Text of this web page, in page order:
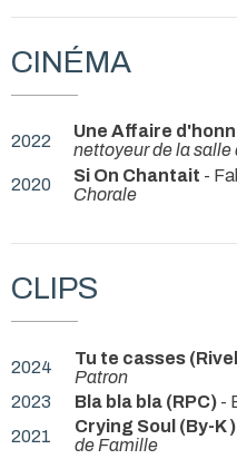
CINÉMA
2022 Une Affaire
nettoyeur de la salle
2020
Si On Chantait -
Chorale
CLIPS
2024 Tu te casses
Patron
2023
Bla bla bla (RPC) -
2021
Crying Soul (By-K )
de Famille